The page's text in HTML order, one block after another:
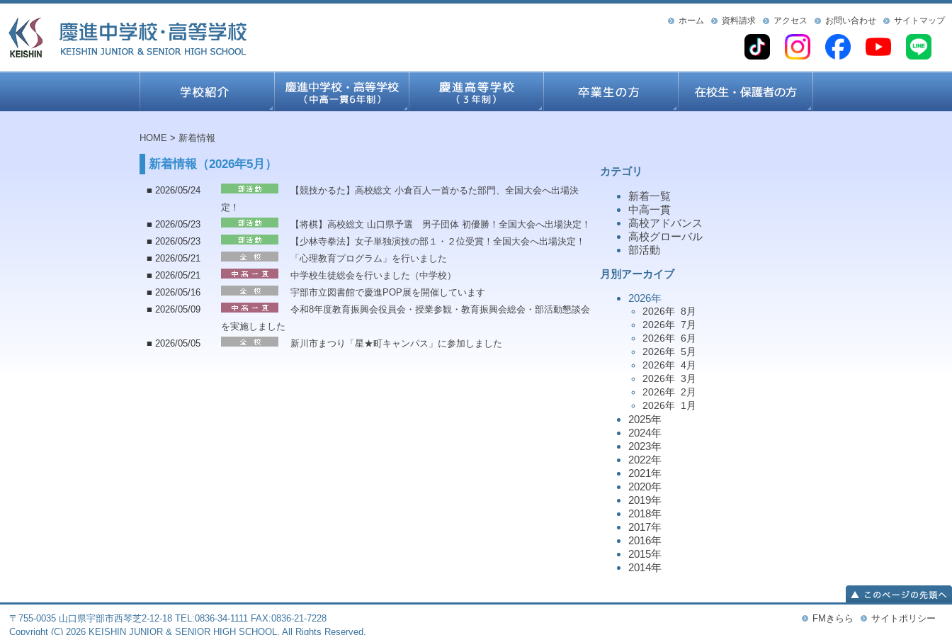
ホーム 資料請求 アクセス お問い合わせ サイトマップ
HOME > 新着情報
新着情報（2026年5月）
■ 2026/05/24
【競技かるた】高校総文 小倉百人一首かるた部門、全国大会へ出場決
定！
■ 2026/05/23
【将棋】高校総文 山口県予選 男子団体 初優勝！全国大会へ出場決定！
■ 2026/05/23
【少林寺拳法】女子単独演技の部１・２位受賞！全国大会へ出場決定！
■ 2026/05/21
「心理教育プログラム」を行いました
■ 2026/05/21
中学校生徒総会を行いました（中学校）
■ 2026/05/16
宇部市立図書館で慶進POP展を開催しています
■ 2026/05/09
令和8年度教育振興会役員会・授業参観・教育振興会総会・部活動懇談会
を実施しました
■ 2026/05/05
新川市まつり「星★町キャンパス」に参加しました
カテゴリ
新着一覧
中高一貫
高校アドバンス
高校グローバル
部活動
月別アーカイブ
2026年
2026年 8月
2026年 7月
2026年 6月
2026年 5月
2026年 4月
2026年 3月
2026年 2月
2026年 1月
2025年
2024年
2023年
2022年
2021年
2020年
2019年
2018年
2017年
2016年
2015年
2014年
〒755-0035 山口県宇部市西琴芝2-12-18 TEL:0836-34-1111 FAX:0836-21-7228
Copyright (C) 2026 KEISHIN JUNIOR & SENIOR HIGH SCHOOL. All Rights Reserved.
FMきらら サイトポリシー